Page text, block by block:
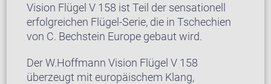
Vision Flügel V 158 ist Teil der sensationell
erfolgreichen Flügel-Serie, die in Tschechien
von C. Bechstein Europe gebaut wird.
Der W.Hoffmann Vision Flügel V 158
überzeugt mit europäischem Klang,